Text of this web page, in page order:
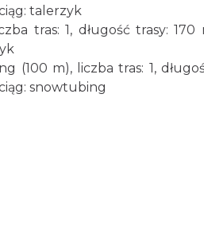
talerzyk
tras: 1, długość trasy:
(100 m), liczba tras: 1,
snowtubing